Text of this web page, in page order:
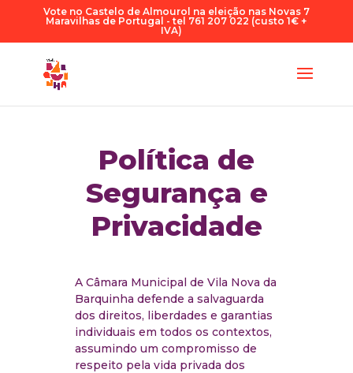
Vote no Castelo de Almourol na eleição nas Novas 7
Maravilhas de Portugal - tel 761 207 022 (custo 1€ +
IVA)
Política de
Segurança e
Privacidade
A Câmara Municipal de Vila Nova da
Barquinha defende a salvaguarda
dos direitos, liberdades e garantias
individuais em todos os contextos,
assumindo um compromisso de
respeito pela vida privada dos